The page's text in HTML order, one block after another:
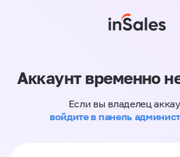
Аккаунт временно
Если вы владелец
войдите в панель